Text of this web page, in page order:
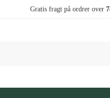
Gratis fragt på ordrer over